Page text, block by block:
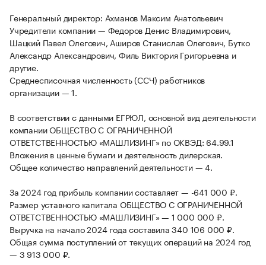
Генеральный директор: Ахманов Максим Анатольевич
Учредители компании — Федоров Денис Владимирович,
Шацкий Павел Олегович, Аширов Станислав Олегович, Бутко
Александр Александрович, Филь Виктория Григорьевна и
другие.
Среднесписочная численность (ССЧ) работников
организации — 1.
В соответствии с данными ЕГРЮЛ, основной вид деятельности
компании ОБЩЕСТВО С ОГРАНИЧЕННОЙ
ОТВЕТСТВЕННОСТЬЮ «МАШЛИЗИНГ» по ОКВЭД: 64.99.1
Вложения в ценные бумаги и деятельность дилерская.
Общее количество направлений деятельности — 4.
За 2024 год прибыль компании составляет — -641 000 ₽.
Размер уставного капитала ОБЩЕСТВО С ОГРАНИЧЕННОЙ
ОТВЕТСТВЕННОСТЬЮ «МАШЛИЗИНГ» — 1 000 000 ₽.
Выручка на начало 2024 года составила 340 106 000 ₽.
Общая сумма поступлений от текущих операций на 2024 год
— 3 913 000 ₽.